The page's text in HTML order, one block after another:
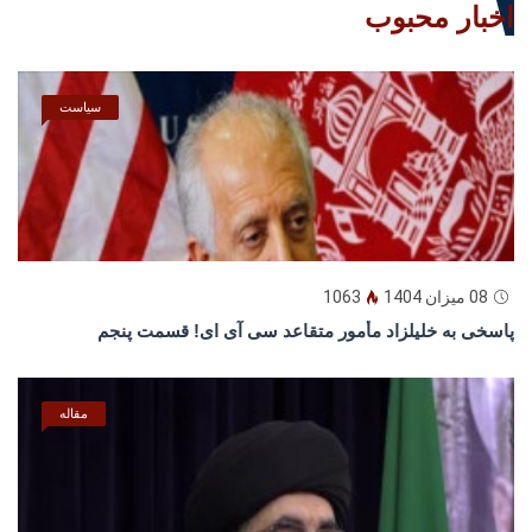
اخبار محبوب
سیاست
08 میزان 1404 1063
پاسخى به خليلزاد مأمور متقاعد سى آى اى! قسمت پنجم
مقاله